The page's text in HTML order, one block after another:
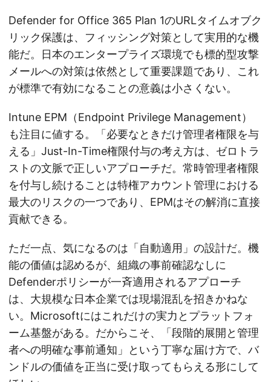
Defender for Office 365 Plan 1のURLタイムオブク
リック保護は、フィッシング対策として実用的な機
能だ。日本のエンタープライズ環境でも標的型攻撃
メールへの対策は依然として重要課題であり、これ
が標準で有効になることの意義は小さくない。
Intune EPM（Endpoint Privilege Management）
も注目に値する。「必要なときだけ管理者権限を与
える」Just-In-Time権限付与の考え方は、ゼロトラ
ストの文脈で正しいアプローチだ。常時管理者権限
を付与し続けることは特権アカウント管理における
最大のリスクの一つであり、EPMはその解消に直接
貢献できる。
ただ一点、気になるのは「自動適用」の設計だ。機
能の価値は認めるが、組織の事前確認なしに
Defenderポリシーが一斉適用されるアプローチ
は、大規模な日本企業では現場混乱を招きかねな
い。Microsoftにはこれだけの実力とプラットフォ
ーム基盤がある。だからこそ、「段階的展開と管理
者への明確な事前通知」という丁寧な届け方で、バ
ンドルの価値を正当に受け取ってもらえる形にして